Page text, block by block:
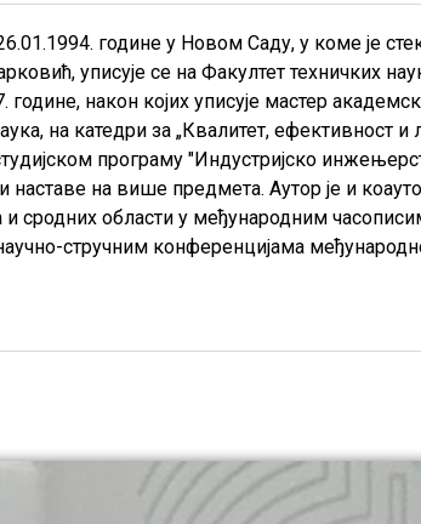
26.01.1994. године у Новом Саду, у коме
уписује се на Факултет техничких
године, након којих уписује мастер
на катедри за „Квалитет, ефективност
програму "Индустријско
наставе на више предмета. Аутор је и
сродних области у међународним
стручним конференцијама